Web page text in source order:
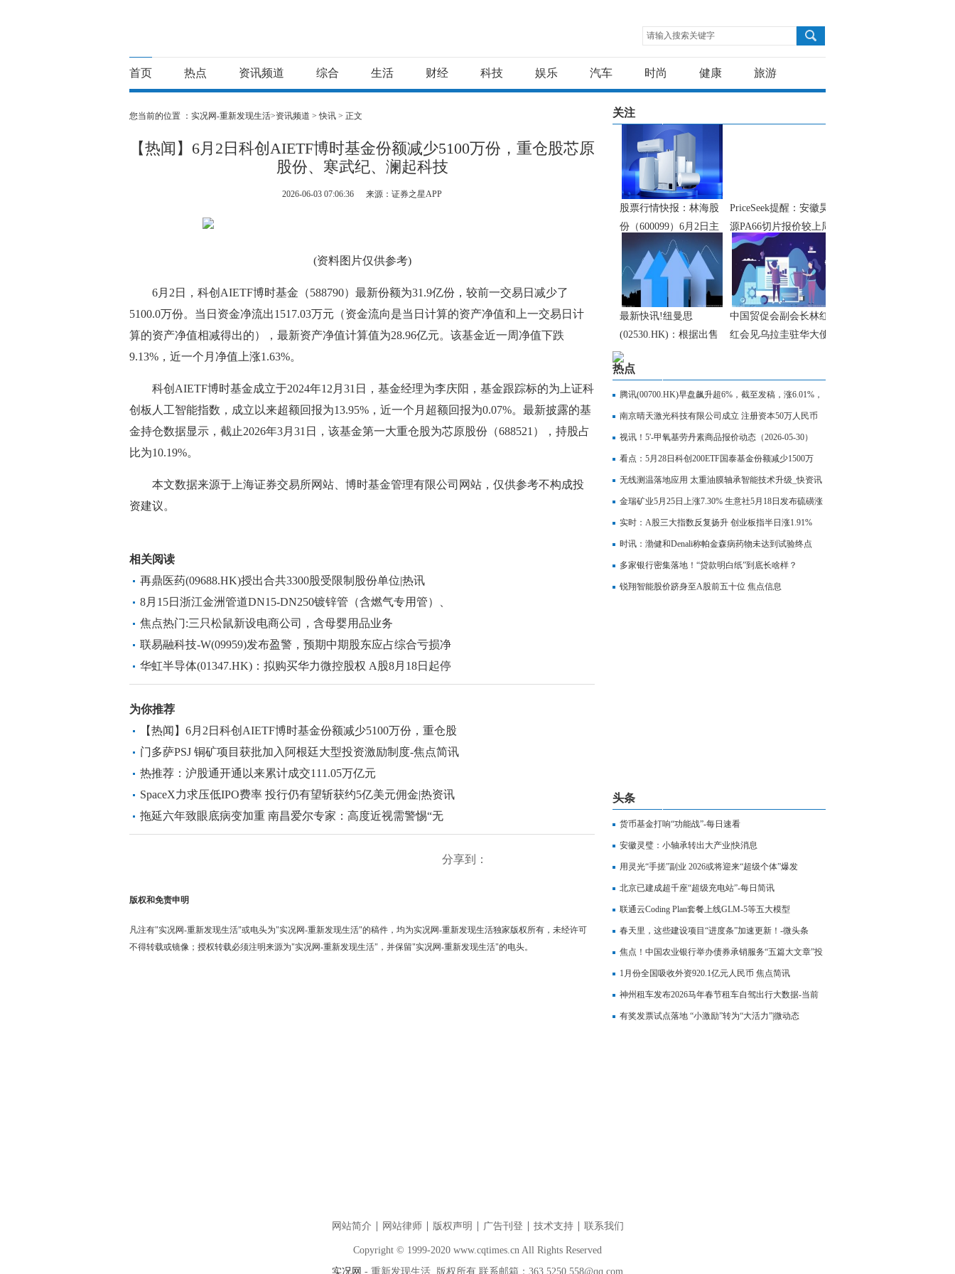
请输入搜索关键字
首页 热点 资讯频道 综合 生活 财经 科技 娱乐 汽车 时尚 健康 旅游
您当前的位置 ： 实况网-重新发现生活>资讯频道 >快讯 > 正文
【热闻】6月2日科创AIETF博时基金份额减少5100万份，重仓股芯原
股份、寒武纪、澜起科技
2026-06-03 07:06:36 来源：证券之星APP
(资料图片仅供参考)
6月2日，科创AIETF博时基金（588790）最新份额为31.9亿份，较前一交易日减少了
5100.0万份。当日资金净流出1517.03万元（资金流向是当日计算的资产净值和上一交易日计
算的资产净值相减得出的），最新资产净值计算值为28.96亿元。该基金近一周净值下跌
9.13%，近一个月净值上涨1.63%。
科创AIETF博时基金成立于2024年12月31日，基金经理为李庆阳，基金跟踪标的为上证科
创板人工智能指数，成立以来超额回报为13.95%，近一个月超额回报为0.07%。最新披露的基
金持仓数据显示，截止2026年3月31日，该基金第一大重仓股为芯原股份（688521），持股占
比为10.19%。
本文数据来源于上海证券交易所网站、博时基金管理有限公司网站，仅供参考不构成投
资建议。
相关阅读
再鼎医药(09688.HK)授出合共3300股受限制股份单位|热讯
8月15日浙江金洲管道DN15-DN250镀锌管（含燃气专用管）、
焊管_新视野
焦点热门:三只松鼠新设电商公司，含母婴用品业务
联易融科技-W(09959)发布盈警，预期中期股东应占综合亏损净
额约3.7亿元至3.9亿元
华虹半导体(01347.HK)：拟购买华力微控股权 A股8月18日起停
牌|最新消息
为你推荐
【热闻】6月2日科创AIETF博时基金份额减少5100万份，重仓股
芯原股份、寒武纪、澜起科技
门多萨PSJ 铜矿项目获批加入阿根廷大型投资激励制度-焦点简讯
热推荐：沪股通开通以来累计成交111.05万亿元
SpaceX力求压低IPO费率 投行仍有望斩获约5亿美元佣金|热资讯
拖延六年致眼底病变加重 南昌爱尔专家：高度近视需警惕“无
声”致盲风险
分享到：
版权和免责申明
凡注有"实况网-重新发现生活"或电头为"实况网-重新发现生活"的稿件，均为实况网-重新发现生活独家版权所有，未经许可
不得转载或镜像；授权转载必须注明来源为"实况网-重新发现生活"，并保留"实况网-重新发现生活"的电头。
关注
股票行情快报：林海股
份（600099）6月2日主
力资金净卖出243.01万
元
PriceSeek提醒：安徽昊
源PA66切片报价较上周
上涨
最新快讯!纽曼思
(02530.HK)：根据出售
授权出售上市证券 总代
价7130万港元
中国贸促会副会长林红
红会见乌拉圭驻华大使
热点
腾讯(00700.HK)早盘飙升超6%，截至发稿，涨6.01%，
报462.2港元，成交额103.09亿港元_焦点报道
南京晴天激光科技有限公司成立 注册资本50万人民币
要闻速递
视讯！5'-甲氧基劳丹素商品报价动态（2026-05-30）
看点：5月28日科创200ETF国泰基金份额减少1500万
份，重仓股长光华芯、腾景科技、炬光科技
无线测温落地应用 太重油膜轴承智能技术升级_快资讯
金瑞矿业5月25日上涨7.30% 生意社5月18日发布硫磺涨
价快讯
实时：A股三大指数反复扬升 创业板指半日涨1.91%
PCB、光通信板块强势
时讯：渤健和Denali称帕金森病药物未达到试验终点
多家银行密集落地！“贷款明白纸”到底长啥样？
锐翔智能股价跻身至A股前五十位 焦点信息
头条
货币基金打响“功能战”-每日速看
安徽灵璧：小轴承转出大产业|快消息
用灵光“手搓”副业 2026或将迎来“超级个体”爆发
北京已建成超千座“超级充电站”-每日简讯
联通云Coding Plan套餐上线GLM-5等五大模型
春天里，这些建设项目“进度条”加速更新！-微头条
焦点！中国农业银行举办债券承销服务“五篇大文章”投
融资对接会
1月份全国吸收外资920.1亿元人民币 焦点简讯
神州租车发布2026马年春节租车自驾出行大数据-当前
聚焦
有奖发票试点落地 “小激励”转为“大活力”|微动态
网站简介 网站律师 版权声明 广告刊登 技术支持 联系我们
Copyright © 1999-2020 www.cqtimes.cn All Rights Reserved
实况网 - 重新发现生活 版权所有 联系邮箱：363 5250 558@qq.com